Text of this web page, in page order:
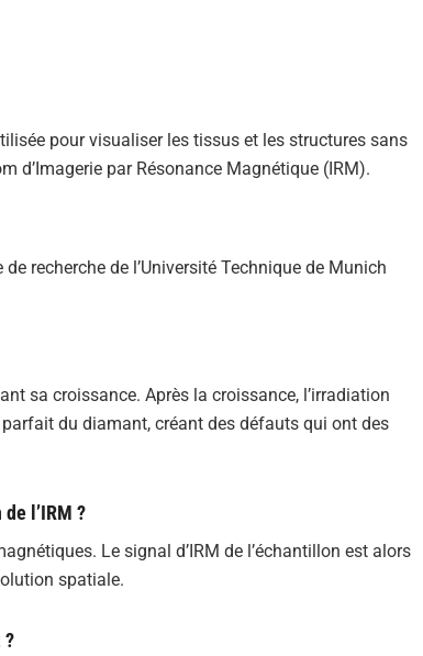
pour visualiser les tissus et les structures sans
d’Imagerie par Résonance Magnétique (IRM).
recherche de l’Université Technique de Munich
sa croissance. Après la croissance, l’irradiation
du diamant, créant des défauts qui ont des
l’IRM ?
Le signal d’IRM de l’échantillon est alors
spatiale.
?